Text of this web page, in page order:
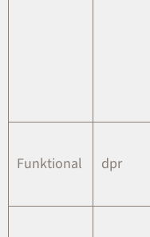
Funktional dpr